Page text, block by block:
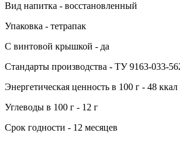
Вид напитка - восстановленный
Упаковка - тетрапак
С винтовой крышкой - да
Стандарты производства - ТУ 9163-033-
Энергетическая ценность в 100 г - 48 ккал
Углеводы в 100 г - 12 г
Срок годности - 12 месяцев